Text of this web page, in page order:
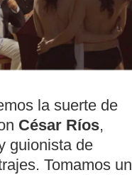
la suerte de
César Ríos,
guionista de
Tomamos un